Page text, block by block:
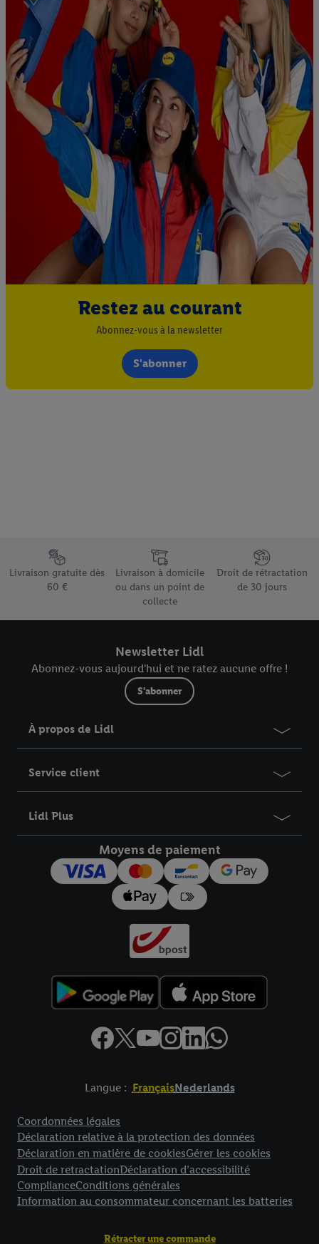
Restez au courant
Abonnez-vous à la newsletter
S'abonner
Élément du pied de page avec les différents arguments de
Livraison gratuite dès
60 €
Livraison à domicile
ou dans un point de
collecte
Droit de rétractation
de 30 jours
Newsletter Lidl
Abonnez-vous aujourd'hui et ne ratez aucune offre !
S'abonner
À propos de Lidl
Service client
Lidl Plus
Moyens de paiement
Langue : FrançaisNederlands
Coordonnées légales
Déclaration relative à la protection des données
Déclaration en matière de cookiesGérer les cookies
Droit de retractationDéclaration d’accessibilité
ComplianceConditions générales
Information au consommateur concernant les batteries
Rétracter une commande